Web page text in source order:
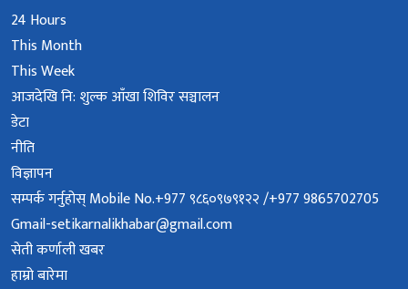
24 Hours
This Month
This Week
आजदेखि नि: शुल्क आँखा शिविर सञ्चालन
डेटा
नीति
विज्ञापन
सम्पर्क गर्नुहोस् Mobile No.+977 ९८६०९७९१२२ /+977 9865702705
Gmail-setikarnalikhabar@gmail.com
सेती कर्णाली खबर
हाम्रो बारेमा